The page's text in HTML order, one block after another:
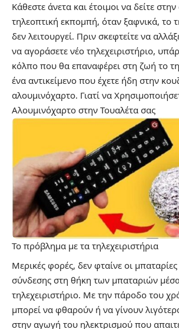
Κάθεστε άνετα και έτοιμοι να δείτε
τηλεοπτική εκπομπή, όταν ξαφνικά, το
δεν λειτουργεί. Πριν σκεφτείτε να
να αγοράσετε νέο τηλεχειριστήριο,
κόλπο που θα επαναφέρει στη ζωή το
ένα αντικείμενο που έχετε ήδη στην
αλουμινόχαρτο. Γιατί να
Αλουμινόχαρτο στην Τουαλέτα σας
Το πρόβλημα με τα τηλεχειριστήρια
Μερικές φορές, δεν φταίνε οι
σύνδεσης στη θήκη των μπαταριών
τηλεχειριστήριο. Με την πάροδο του
μπορεί να φθαρούν ή να γίνουν
στην αγωγή του ηλεκτρισμού που